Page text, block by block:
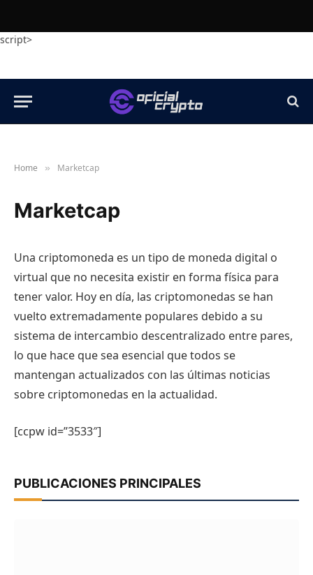
script>
Home » Marketcap
Marketcap
Una criptomoneda es un tipo de moneda digital o
virtual que no necesita existir en forma física para
tener valor. Hoy en día, las criptomonedas se han
vuelto extremadamente populares debido a su
sistema de intercambio descentralizado entre pares,
lo que hace que sea esencial que todos se
mantengan actualizados con las últimas noticias
sobre criptomonedas en la actualidad.
[ccpw id=”3533″]
PUBLICACIONES PRINCIPALES